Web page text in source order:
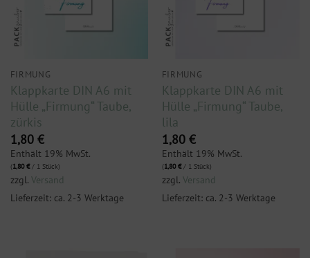
FIRMUNG
Klappkarte DIN A6 mit
Hülle „Firmung“ Taube,
zürkis
1,80 €
Enthält 19% MwSt.
(1,80€/ 1 Stück)
zzgl. Versand
Lieferzeit: ca. 2-3 Werktage
FIRMUNG
Klappkarte DIN A6 mit
Hülle „Firmung“ Taube,
lila
1,80 €
Enthält 19% MwSt.
(1,80€/ 1 Stück)
zzgl. Versand
Lieferzeit: ca. 2-3 Werktage